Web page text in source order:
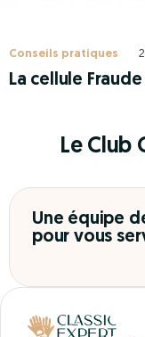
Conseils pratiques
La cellule Fraude
Le Club
Une équipe
pour vous